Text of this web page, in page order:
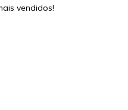
vendidos!